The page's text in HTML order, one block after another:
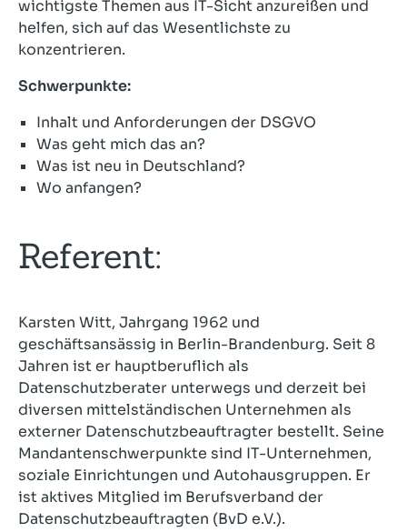
wichtigste Themen aus IT-Sicht anzureißen und
helfen, sich auf das Wesentlichste zu
konzentrieren.
Schwerpunkte:
Inhalt und Anforderungen der DSGVO
Was geht mich das an?
Was ist neu in Deutschland?
Wo anfangen?
Referent:
Karsten Witt, Jahrgang 1962 und
geschäftsansässig in Berlin-Brandenburg. Seit 8
Jahren ist er hauptberuflich als
Datenschutzberater unterwegs und derzeit bei
diversen mittelständischen Unternehmen als
externer Datenschutzbeauftragter bestellt. Seine
Mandantenschwerpunkte sind IT-Unternehmen,
soziale Einrichtungen und Autohausgruppen. Er
ist aktives Mitglied im Berufsverband der
Datenschutzbeauftragten (BvD e.V.).